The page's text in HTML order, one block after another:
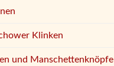
Klinken
und Manschettenknöpfe